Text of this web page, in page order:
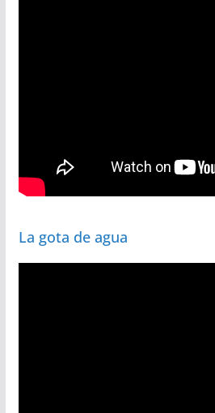
La gota de agua